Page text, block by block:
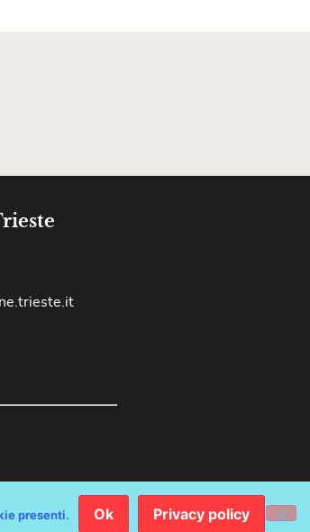
AGID
presenti. Ok Privacy policy